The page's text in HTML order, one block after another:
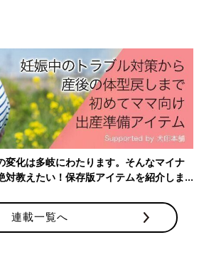
えないもの？ 受け入れてもら
るということは、たびたび小野さん・
立ちはだかります。例えば、次男が血
たとき、病院に付き添った西川さんが
と断られてしまいます。「離婚したお
の親を連れてきてください」と言われ
子どもたちの学校にも「同性パートナー
うことは、なかなか伝えられませんで
をしようとした際も、困難にぶつかりま
プルの結婚式に対応している式場も増
・西川さんが結婚式をしようと考えた頃
。西川さんの提案で、候補としたいく
変化は多岐にわたります。そんなマイナ
対教えたい！保存版アイテムを紹介しま
連載一覧へ